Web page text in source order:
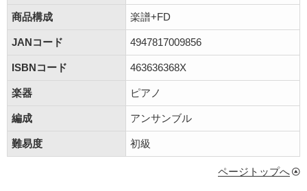
商品構成 楽譜+FD
JANコード 4947817009856
ISBNコード 463636368X
楽器 ピアノ
編成 アンサンブル
難易度 初級
ページトップへ